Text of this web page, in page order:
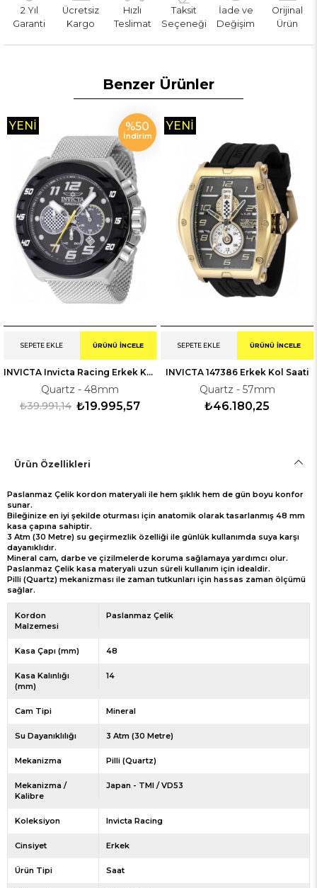
2 Yıl
Garanti
Ücretsiz
Kargo
Hızlı
Teslimat
Taksit
Seçeneği
İade ve
Değişim
Orijinal
Ürün
Benzer Ürünler
INVICTA Invicta Racing Erkek Kol Saati 247203
Quartz - 48mm
₺19.995,57
₺39.991,14
SEPETE EKLE ÜRÜNÜ İNCELE
%50
İndirim
YENI
INVICTA 147386 Erkek Kol Saati
Quartz - 57mm
₺46.180,25
SEPETE EKLE ÜRÜNÜ İNCELE
YENI
Ürün Özellikleri
Paslanmaz Çelik kordon materyali ile hem şıklık hem de gün boyu konfor
sunar.
Bileğinize en iyi şekilde oturması için anatomik olarak tasarlanmış 48 mm
kasa çapına sahiptir.
3 Atm (30 Metre) su geçirmezlik özelliği ile günlük kullanımda suya karşı
dayanıklıdır.
Mineral cam, darbe ve çizilmelerde koruma sağlamaya yardımcı olur.
Paslanmaz Çelik kasa materyali uzun süreli kullanım için idealdir.
Pilli (Quartz) mekanizması ile zaman tutkunları için hassas zaman ölçümü
sağlar.
Kordon
Malzemesi
Paslanmaz Çelik
Kasa Çapı (mm) 48
Kasa Kalınlığı
(mm)
14
Cam Tipi Mineral
Su Dayanıklılığı 3 Atm (30 Metre)
Mekanizma Pilli (Quartz)
Mekanizma /
Kalibre
Japan - TMI / VD53
Koleksiyon Invicta Racing
Cinsiyet Erkek
Ürün Tipi Saat